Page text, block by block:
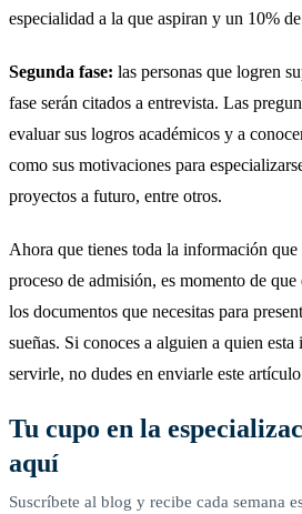
especialidad a la que aspiran y un 10%
Segunda fase: las personas que logren
fase serán citados a entrevista. Las
evaluar sus logros académicos y a
como sus motivaciones para
proyectos a futuro, entre otros.
Ahora que tienes toda la información que
proceso de admisión, es momento de
los documentos que necesitas para
sueñas. Si conoces a alguien a quien
servirle, no dudes en enviarle este
Tu cupo en la
aquí
Suscríbete al blog y recibe cada semana